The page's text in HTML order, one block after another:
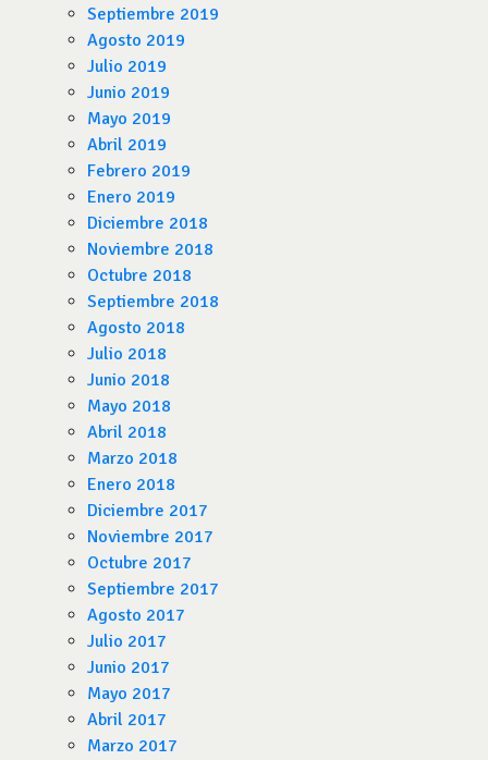
Septiembre 2019
Agosto 2019
Julio 2019
Junio 2019
Mayo 2019
Abril 2019
Febrero 2019
Enero 2019
Diciembre 2018
Noviembre 2018
Octubre 2018
Septiembre 2018
Agosto 2018
Julio 2018
Junio 2018
Mayo 2018
Abril 2018
Marzo 2018
Enero 2018
Diciembre 2017
Noviembre 2017
Octubre 2017
Septiembre 2017
Agosto 2017
Julio 2017
Junio 2017
Mayo 2017
Abril 2017
Marzo 2017